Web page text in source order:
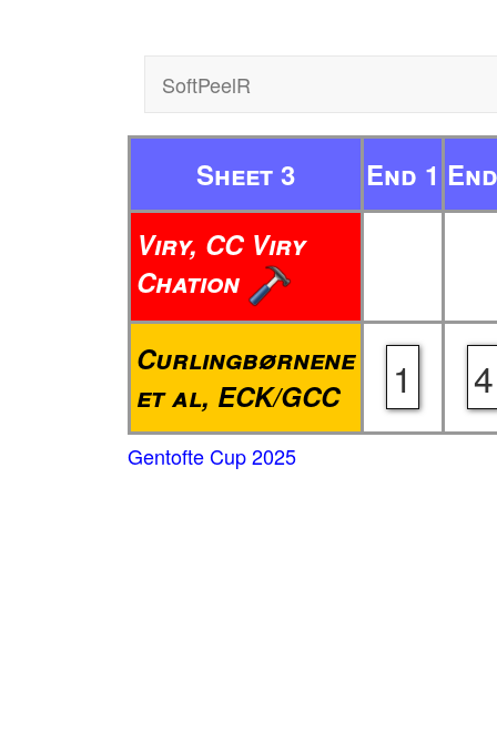
SoftPeelR
Sheet 3 End 1
Viry, CC Viry
Chation
Curlingbørnene
et al, ECK/GCC
1 4
Gentofte Cup 2025